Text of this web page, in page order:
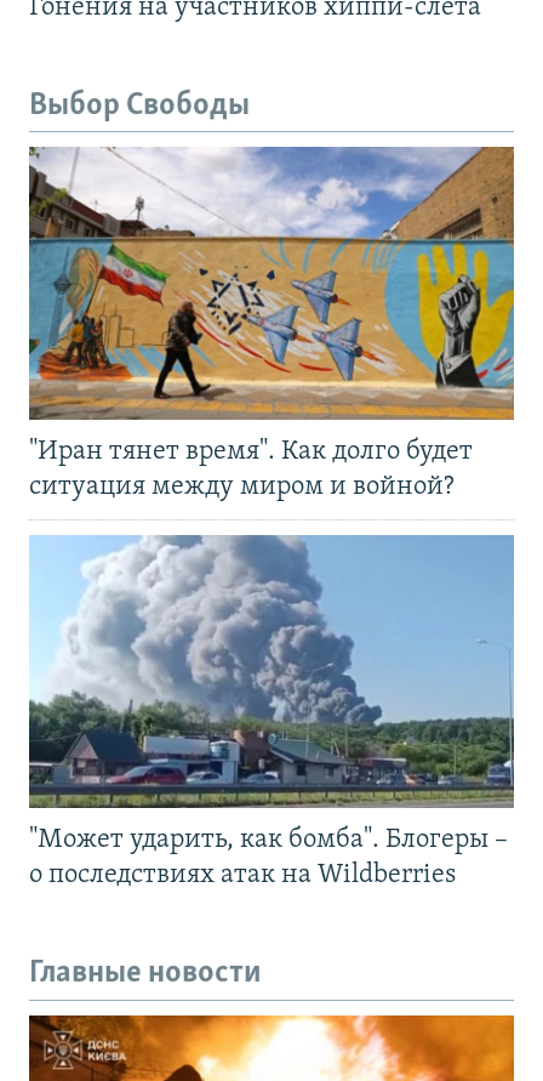
Гонения на участников хиппи-слёта
Выбор Свободы
"Иран тянет время". Как долго будет
ситуация между миром и войной?
"Может ударить, как бомба". Блогеры –
о последствиях атак на Wildberries
Главные новости